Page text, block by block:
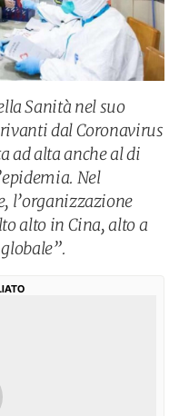
Sanità nel suo
dal Coronavirus
ad alta anche al di
Nel
l’organizzazione
alto in Cina, alto a